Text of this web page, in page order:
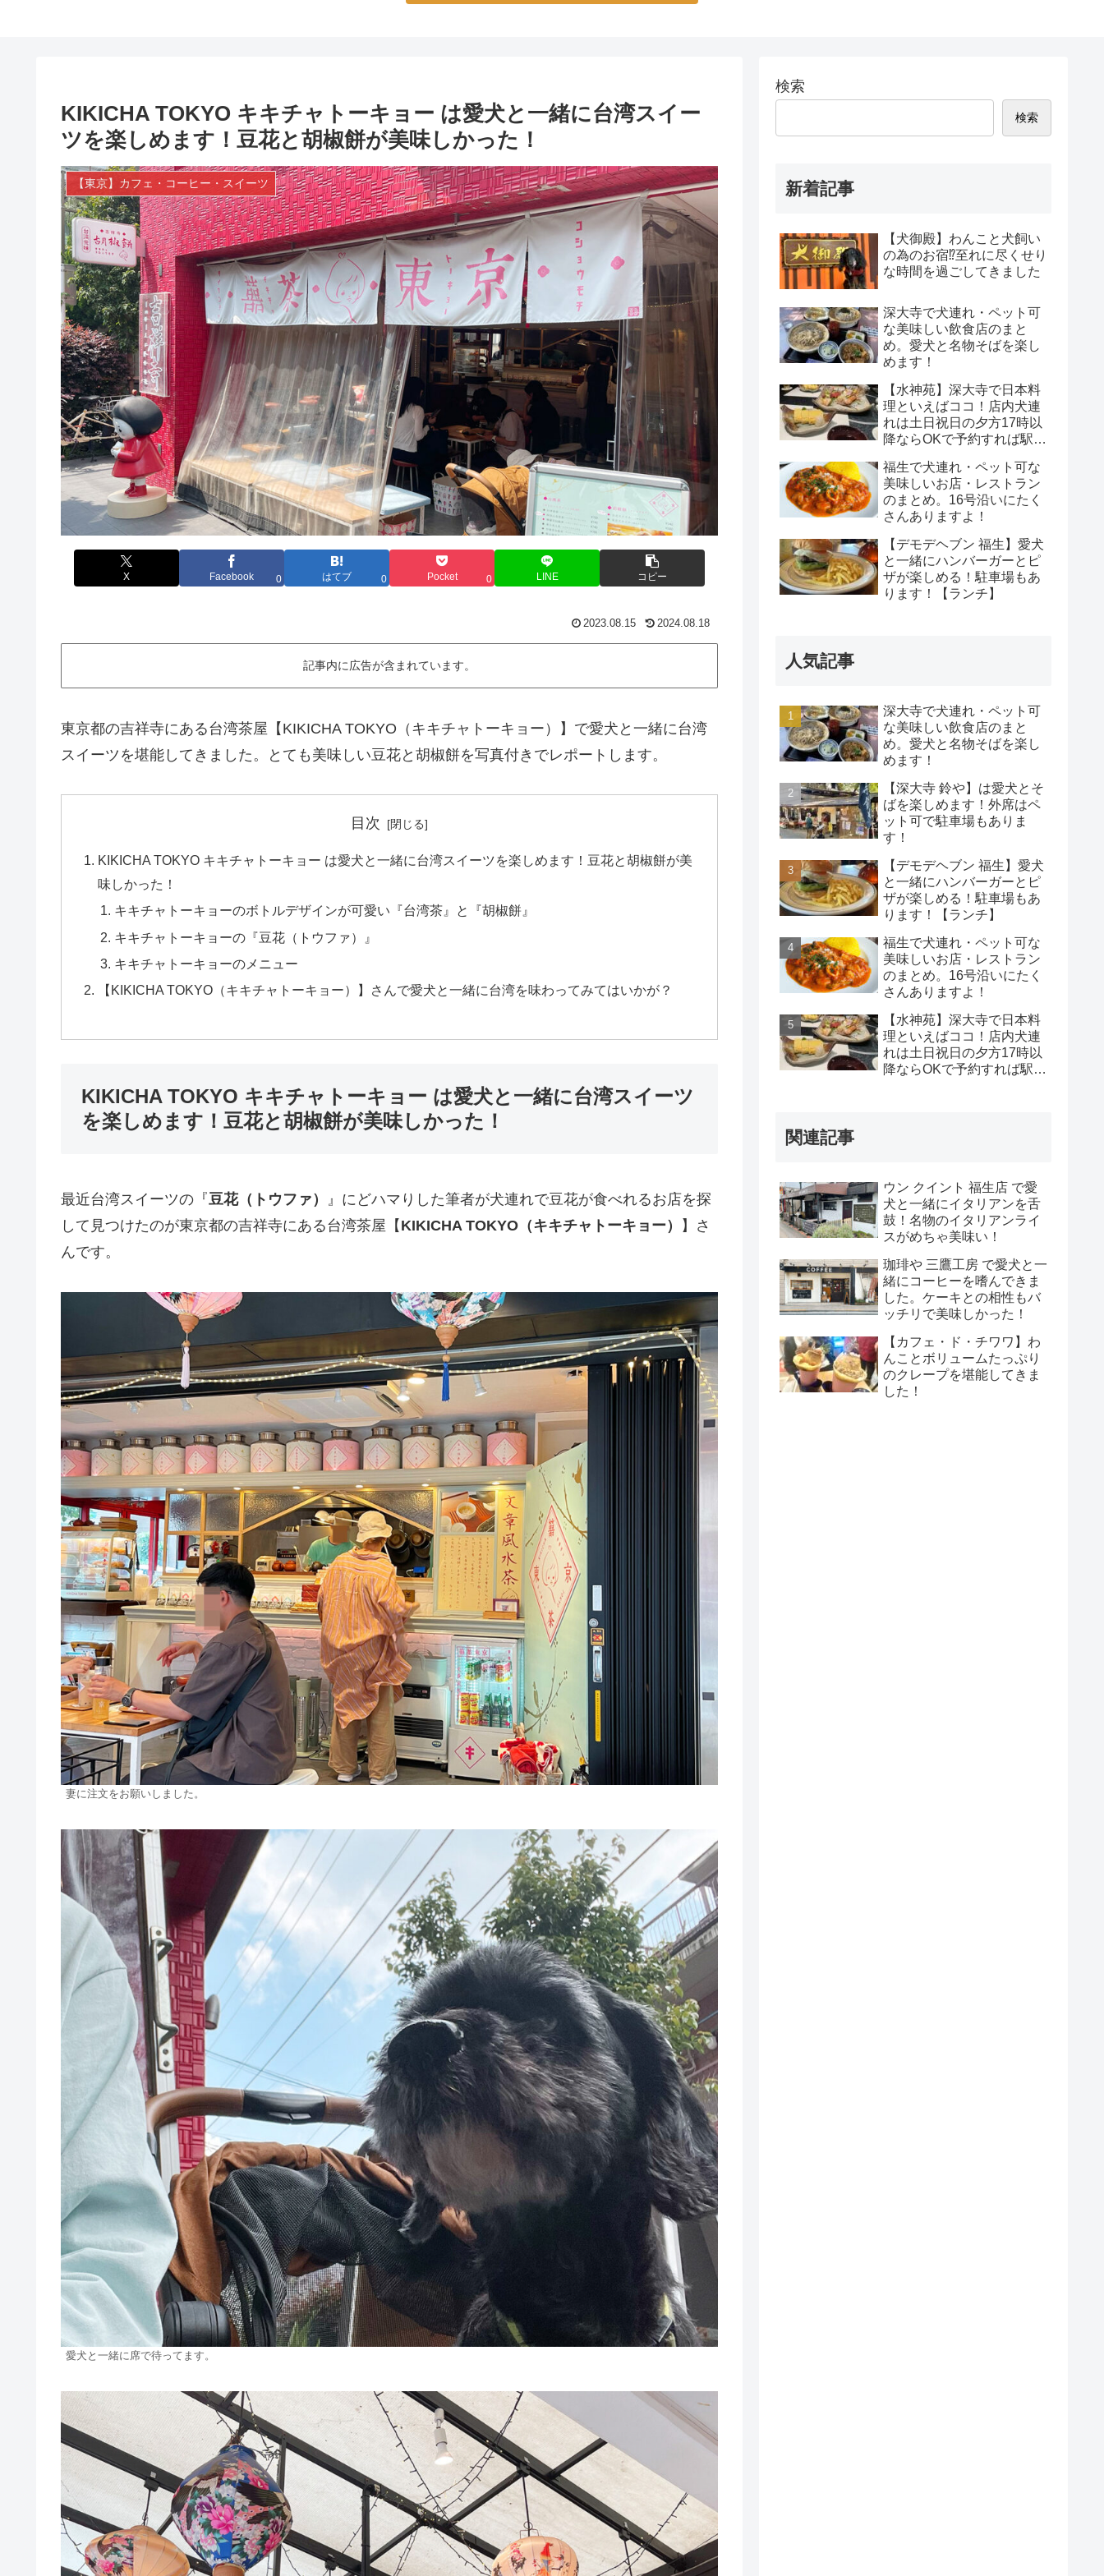
KIKICHA TOKYO キキチャトーキョー は愛犬と一緒に台湾スイー
ツを楽しめます！豆花と胡椒餅が美味しかった！
【東京】カフェ・コーヒー・スイーツ
X Facebook 0 はてブ 0 Pocket 0 LINE コピー
2023.08.15 2024.08.18
記事内に広告が含まれています。
東京都の吉祥寺にある台湾茶屋【KIKICHA TOKYO（キキチャトーキョー）】で愛犬と一緒に台湾
スイーツを堪能してきました。とても美味しい豆花と胡椒餅を写真付きでレポートします。
目次
KIKICHA TOKYO キキチャトーキョー は愛犬と一緒に台湾スイーツを楽しめます！豆花と胡椒餅が美
味しかった！
キキチャトーキョーのボトルデザインが可愛い『台湾茶』と『胡椒餅』
キキチャトーキョーの『豆花（トウファ）』
キキチャトーキョーのメニュー
【KIKICHA TOKYO（キキチャトーキョー）】さんで愛犬と一緒に台湾を味わってみてはいかが？
KIKICHA TOKYO キキチャトーキョー は愛犬と一緒に台湾スイーツ
を楽しめます！豆花と胡椒餅が美味しかった！
最近台湾スイーツの『豆花（トウファ） 』にどハマりした筆者が犬連れで豆花が食べれるお店を探
して見つけたのが東京都の吉祥寺にある台湾茶屋【 KIKICHA TOKYO（キキチャトーキョー）
】さ
んです。
妻に注文をお願いしました。
愛犬と一緒に席で待ってます。
検索
検索
新着記事
【犬御殿】わんこと犬飼い
の為のお宿⁉至れに尽くせり
な時間を過ごしてきました
深大寺で犬連れ・ペット可
な美味しい飲食店のまと
め。愛犬と名物そばを楽し
めます！
【水神苑】深大寺で日本料
理といえばココ！店内犬連
れは土日祝日の夕方17時以
降ならOKで予約すれば駅か
福生で犬連れ・ペット可な
美味しいお店・レストラン
のまとめ。16号沿いにたく
さんありますよ！
【デモデヘブン 福生】愛犬
と一緒にハンバーガーとピ
ザが楽しめる！駐車場もあ
ります！【ランチ】
人気記事
深大寺で犬連れ・ペット可
な美味しい飲食店のまと
め。愛犬と名物そばを楽し
めます！
【深大寺 鈴や】は愛犬とそ
ばを楽しめます！外席はペ
ット可で駐車場もありま
す！
【デモデヘブン 福生】愛犬
と一緒にハンバーガーとピ
ザが楽しめる！駐車場もあ
ります！【ランチ】
福生で犬連れ・ペット可な
美味しいお店・レストラン
のまとめ。16号沿いにたく
さんありますよ！
【水神苑】深大寺で日本料
理といえばココ！店内犬連
れは土日祝日の夕方17時以
降ならOKで予約すれば駅か
関連記事
ウン クイント 福生店 で愛
犬と一緒にイタリアンを舌
鼓！名物のイタリアンライ
スがめちゃ美味い！
珈琲や 三鷹工房 で愛犬と一
緒にコーヒーを嗜んできま
した。ケーキとの相性もバ
ッチリで美味しかった！
【カフェ・ド・チワワ】わ
んことボリュームたっぷり
のクレープを堪能してきま
した！